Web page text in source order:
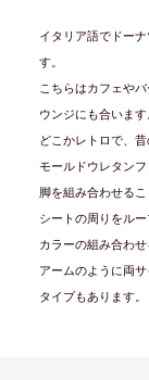
イタリア語でドー
す。
こちらはカフェや
ウンジにも合います
どこかレトロで、
モールドウレタン
脚を組み合わせる
シートの周りをル
カラーの組み合わせ
アームのように両
タイプもあります。